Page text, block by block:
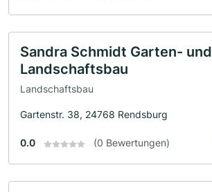
Sandra Schmidt Garten- und
Landschaftsbau
Landschaftsbau
Gartenstr. 38, 24768 Rendsburg
0.0 (0 Bewertungen)